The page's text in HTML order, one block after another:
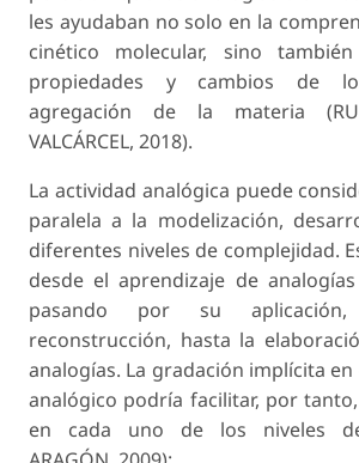
les ayudaban no solo en la
cinético molecular, sino
propiedades y cambios de
agregación de la materia
VALCÁRCEL, 2018).
La actividad analógica puede
paralela a la modelización,
diferentes niveles de complejidad.
desde el aprendizaje de
pasando por su
reconstrucción, hasta la
analogías. La gradación implícita
analógico podría facilitar, por
en cada uno de los niveles